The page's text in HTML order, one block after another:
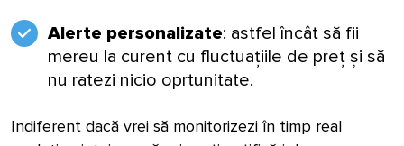
Alerte personalizate: astfel încât să fii
mereu la curent cu fluctuațiile de preț și să
nu ratezi nicio oprtunitate.
Indiferent dacă vrei să monitorizezi în timp real